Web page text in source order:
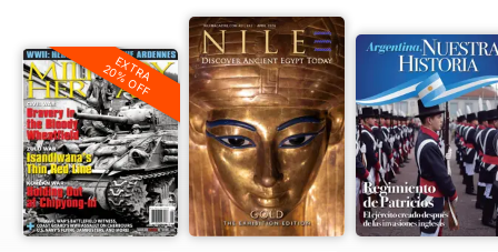
EXTRA
20% OFF